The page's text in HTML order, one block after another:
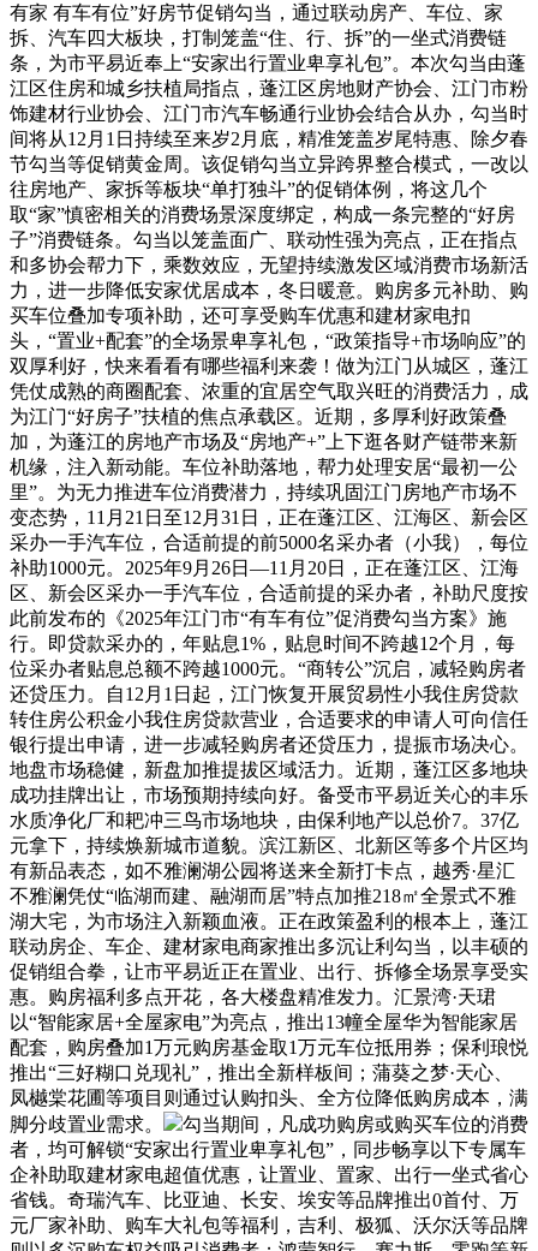
有家 有车有位”好房节促销勾当，通过联动房产、车位、家
拆、汽车四大板块，打制笼盖“住、行、拆”的一坐式消费链
条，为市平易近奉上“安家出行置业卑享礼包”。本次勾当由蓬
江区住房和城乡扶植局指点，蓬江区房地财产协会、江门市粉
饰建材行业协会、江门市汽车畅通行业协会结合从办，勾当时
间将从12月1日持续至来岁2月底，精准笼盖岁尾特惠、除夕春
节勾当等促销黄金周。该促销勾当立异跨界整合模式，一改以
往房地产、家拆等板块“单打独斗”的促销体例，将这几个
取“家”慎密相关的消费场景深度绑定，构成一条完整的“好房
子”消费链条。勾当以笼盖面广、联动性强为亮点，正在指点
和多协会帮力下，乘数效应，无望持续激发区域消费市场新活
力，进一步降低安家优居成本，冬日暖意。购房多元补助、购
买车位叠加专项补助，还可享受购车优惠和建材家电扣
头，“置业+配套”的全场景卑享礼包，“政策指导+市场响应”的
双厚利好，快来看看有哪些福利来袭！做为江门从城区，蓬江
凭仗成熟的商圈配套、浓重的宜居空气取兴旺的消费活力，成
为江门“好房子”扶植的焦点承载区。近期，多厚利好政策叠
加，为蓬江的房地产市场及“房地产+”上下逛各财产链带来新
机缘，注入新动能。车位补助落地，帮力处理安居“最初一公
里”。为无力推进车位消费潜力，持续巩固江门房地产市场不
变态势，11月21日至12月31日，正在蓬江区、江海区、新会区
采办一手汽车位，合适前提的前5000名采办者（小我），每位
补助1000元。2025年9月26日—11月20日，正在蓬江区、江海
区、新会区采办一手汽车位，合适前提的采办者，补助尺度按
此前发布的《2025年江门市“有车有位”促消费勾当方案》施
行。即贷款采办的，年贴息1%，贴息时间不跨越12个月，每
位采办者贴息总额不跨越1000元。“商转公”沉启，减轻购房者
还贷压力。自12月1日起，江门恢复开展贸易性小我住房贷款
转住房公积金小我住房贷款营业，合适要求的申请人可向信任
银行提出申请，进一步减轻购房者还贷压力，提振市场决心。
地盘市场稳健，新盘加推提拔区域活力。近期，蓬江区多地块
成功挂牌出让，市场预期持续向好。备受市平易近关心的丰乐
水质净化厂和耙冲三鸟市场地块，由保利地产以总价7。37亿
元拿下，持续焕新城市道貌。滨江新区、北新区等多个片区均
有新品表态，如不雅澜湖公园将送来全新打卡点，越秀·星汇
不雅澜凭仗“临湖而建、融湖而居”特点加推218㎡全景式不雅
湖大宅，为市场注入新颖血液。正在政策盈利的根本上，蓬江
联动房企、车企、建材家电商家推出多沉让利勾当，以丰硕的
促销组合拳，让市平易近正在置业、出行、拆修全场景享受实
惠。购房福利多点开花，各大楼盘精准发力。汇景湾·天珺
以“智能家居+全屋家电”为亮点，推出13幢全屋华为智能家居
配套，购房叠加1万元购房基金取1万元车位抵用券；保利琅悦
推出“三好糊口兑现礼”，推出全新样板间；蒲葵之梦·天心、
凤樾棠花圃等项目则通过认购扣头、全方位降低购房成本，满
脚分歧置业需求。
勾当期间，凡成功购房或购买车位的消费
者，均可解锁“安家出行置业卑享礼包”，同步畅享以下专属车
企补助取建材家电超值优惠，让置业、置家、出行一坐式省心
省钱。奇瑞汽车、比亚迪、长安、埃安等品牌推出0首付、万
元厂家补助、购车大礼包等福利，吉利、极狐、沃尔沃等品牌